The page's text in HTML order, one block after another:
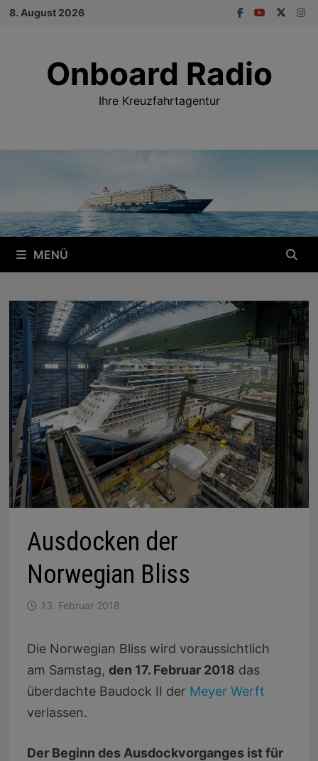
Zum
8. August 2026
Onboard Radio
Ihre Kreuzfahrtagentur
MENÜ
Ausdocken der
Norwegian Bliss
13. Februar 2018
Die Norwegian Bliss wird voraussichtlich
am Samstag, den 17. Februar 2018 das
überdachte Baudock II der Meyer Werft
verlassen.
Der Beginn des Ausdockvorganges ist für